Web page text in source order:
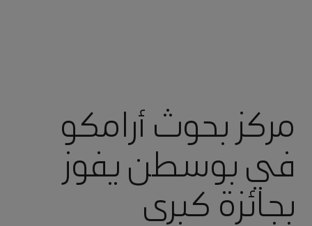
مركز بحوث أرامكو
في بوسطن يفوز
بجائزة كبرى